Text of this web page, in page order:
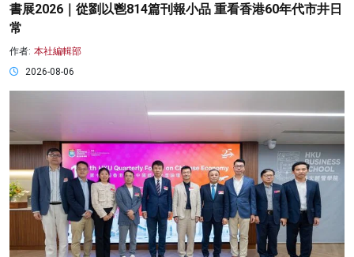
書展2026｜從劉以鬯814篇刊報小品 重看香港60年代市井日
常
作者: 本社編輯部
2026-08-06